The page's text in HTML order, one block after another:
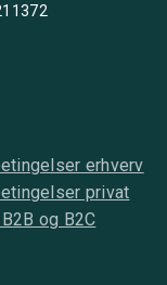
erhverv
privat
og B2C